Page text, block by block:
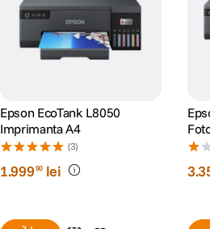
Epson EcoTank L8050
Imprimanta A4
(3)
1.99990 lei 3.